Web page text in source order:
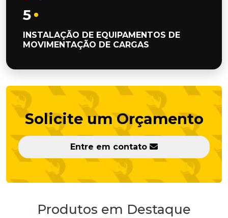
5
INSTALAÇÃO DE EQUIPAMENTOS DE
MOVIMENTAÇÃO DE CARGAS
Solicite um Orçamento
Entre em contato
Produtos em Destaque